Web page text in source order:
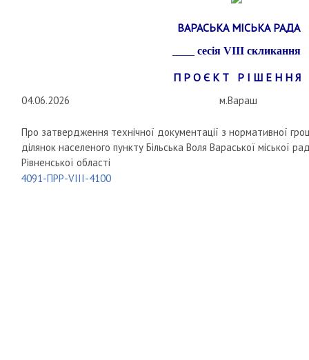
ВАРАСЬКА МІСЬКА РАДА
сесія VIII скликання
П Р О Є К Т Р І Ш Е Н Н Я
04.06.2026 м.Вараш
Про затвердження технічної документації з нормативної
ділянок населеного пункту Більська Воля Вараської міської
Рівненської області
4091-ПРР-VIII-4100